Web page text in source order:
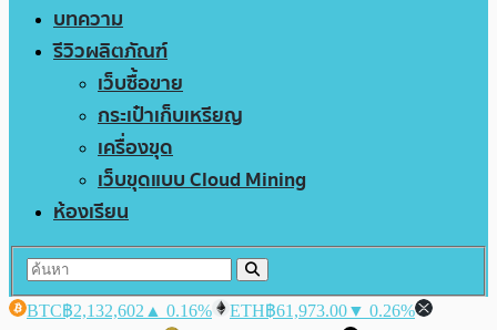
บทความ
รีวิวผลิตภัณฑ์
เว็บซื้อขาย
กระเป๋าเก็บเหรียญ
เครื่องขุด
เว็บขุดแบบ Cloud Mining
ห้องเรียน
BTC฿2,132,602 ▲ 0.16% ETH฿61,973.00▼ 0.26%